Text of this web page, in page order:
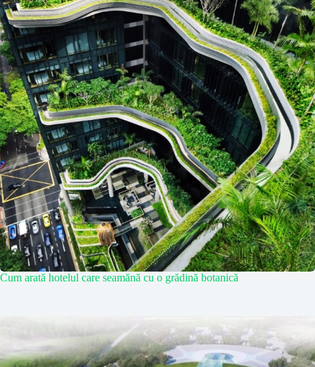
Cum arată hotelul care seamănă cu o grădină botanică